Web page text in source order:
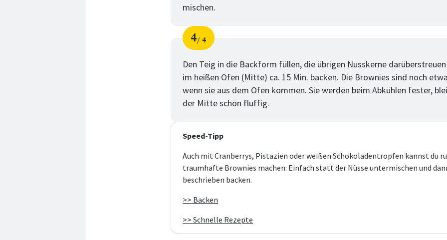
mischen.
Schritt
4
von
4
Den Teig in die Backform füllen, die übrigen Nusskerne
im heißen Ofen (Mitte) ca. 15 Min. backen. Die Brownies sind noch
wenn sie aus dem Ofen kommen. Sie werden beim Abkühlen fester,
der Mitte schön fluffig.
Speed-Tipp
Auch mit Cranberrys, Pistazien oder weißen Schokoladentropfen kannst du
traumhafte Brownies machen: Einfach statt der Nüsse untermischen und
beschrieben backen.
>> Backen
>> Schnelle Rezepte